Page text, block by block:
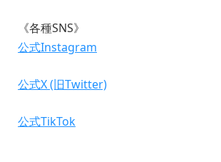
《各種SNS》
公式Instagram
公式X (旧Twitter)
公式TikTok